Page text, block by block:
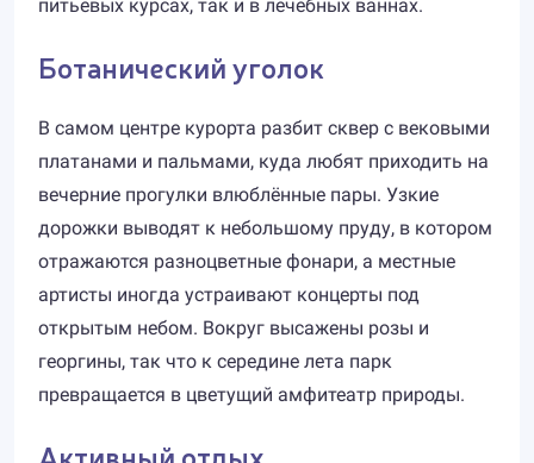
питьевых курсах, так и в лечебных ваннах.
Ботанический уголок
В самом центре курорта разбит сквер с вековыми
платанами и пальмами, куда любят приходить на
вечерние прогулки влюблённые пары. Узкие
дорожки выводят к небольшому пруду, в котором
отражаются разноцветные фонари, а местные
артисты иногда устраивают концерты под
открытым небом. Вокруг высажены розы и
георгины, так что к середине лета парк
превращается в цветущий амфитеатр природы.